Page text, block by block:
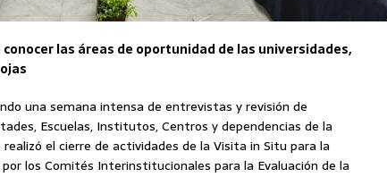
las áreas de oportunidad de las universidades,
una semana intensa de entrevistas y revisión de
Escuelas, Institutos, Centros y dependencias de la
el cierre de actividades de la Visita in Situ para la
los Comités Interinstitucionales para la Evaluación de la